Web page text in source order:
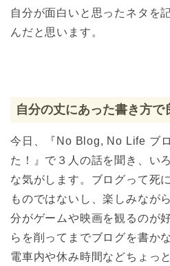
自分が面白いと思ったネタを
んだと思います。
自分の丈にあった書き方で
今日、『No Blog, No Life ブ
た！』で３人の話を聞き、い
な気がします。ブログって死
ものではないし、楽しみなが
分がゲームや映画を観るのが
らを削ってまでブログを書か
電車内や休み時間などちょっ